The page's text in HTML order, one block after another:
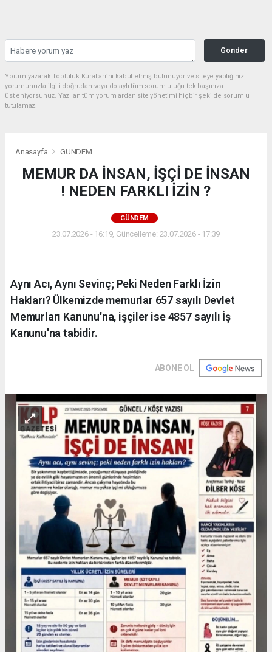
Gonder
Yorum yazarak Topluluk Kuralları’nı kabul etmiş bulunuyor ve siteye yaptığınız
yorumunuzla ilgili doğrudan veya dolaylı tüm sorumluluğu tek başınıza
üstleniyorsunuz. Yazılan tüm yorumlardan site yönetimi hiçbir şekilde sorumlu
tutulamaz.
Anasayfa GÜNDEM
MEMUR DA İNSAN, İŞÇİ DE İNSAN
! NEDEN FARKLI İZİN ?
GÜNDEM
23.07.2026 - 16:19, Güncelleme: 23.07.2026 - 17:39
Aynı Acı, Aynı Sevinç; Peki Neden Farklı İzin
Hakları? Ülkemizde memurlar 657 sayılı Devlet
Memurları Kanunu'na, işçiler ise 4857 sayılı İş
Kanunu'na tabidir.
ABONE OL